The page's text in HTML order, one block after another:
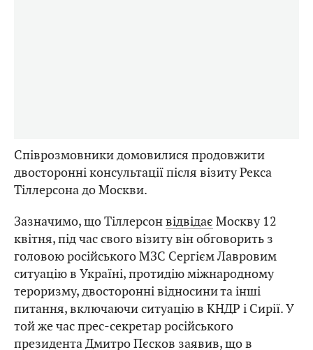
Співрозмовники домовилися продовжити
двосторонні консультації після візиту Рекса
Тіллерсона до Москви.
Зазначимо, що Тіллерсонвідвідає Москву 12
квітня, під час свого візиту він обговорить з
головою російського МЗС Сергієм Лавровим
ситуацію в Україні, протидію міжнародному
тероризму, двосторонні відносини та інші
питання, включаючи ситуацію в КНДР і Сирії. У
той же час прес-секретар російського
президента Дмитро Пєсков заявив, що в